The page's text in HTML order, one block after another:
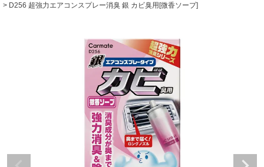
D256 超強力エアコンスプレー消臭 銀 カビ臭用[微香ソープ]